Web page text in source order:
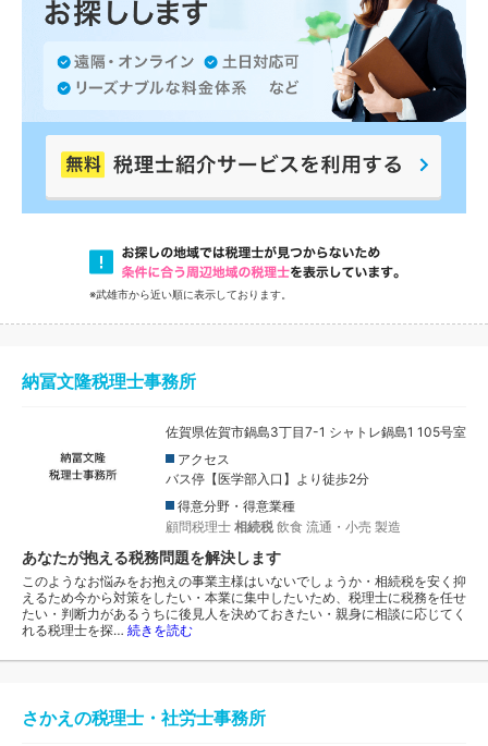
※武雄市から近い順に表示しております。
納冨文隆税理士事務所
佐賀県佐賀市鍋島3丁目7-1 シャトレ鍋島1 105号室
アクセス
バス停【医学部入口】より徒歩2分
得意分野・得意業種
顧問税理士 相続税 飲食 流通・小売 製造
あなたが抱える税務問題を解決します
このようなお悩みをお抱えの事業主様はいないでしょうか・相続税を安く抑
えるため今から対策をしたい・本業に集中したいため、税理士に税務を任せ
たい・判断力があるうちに後見人を決めておきたい・親身に相談に応じてく
れる税理士を探… 続きを読む
さかえの税理士・社労士事務所